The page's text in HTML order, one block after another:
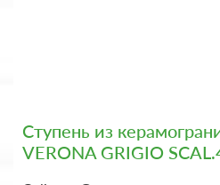
Ступень из
VERONA GRIGIO